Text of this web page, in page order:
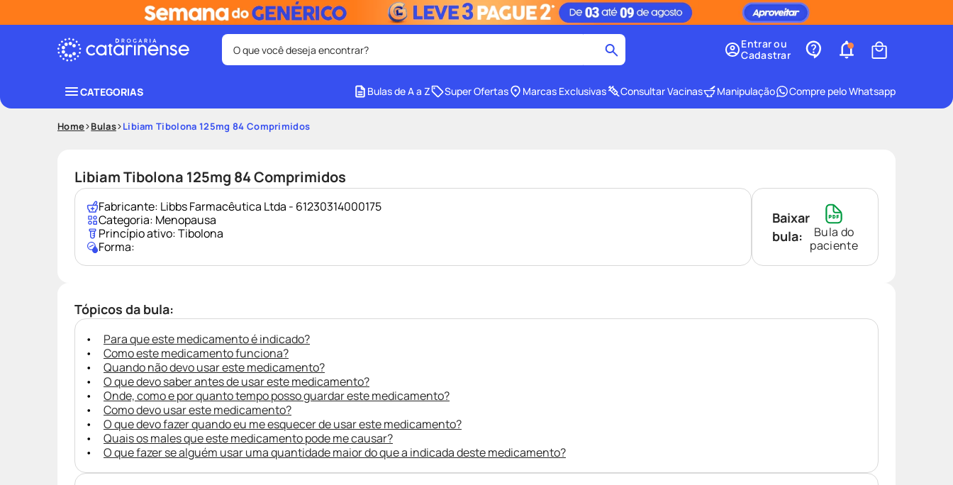
O que você deseja encontrar?
3º shampoo
7º protetor solar 8º desodorante
Entrar ou
Cadastrar
CATEGORIAS Bulas de A a Z Super Ofertas Marcas Exclusivas Consultar Vacinas Manipulação Compre pelo Whatsapp
Home Bulas Libiam Tibolona 125mg 84 Comprimidos
Libiam Tibolona 125mg 84 Comprimidos
Fabricante: Libbs Farmacêutica Ltda - 61230314000175
Categoria: Menopausa
Princípio ativo:Tibolona
Forma:
Baixar
bula:
Bula do
paciente
Tópicos da bula:
Para que este medicamento é indicado?
Como este medicamento funciona?
Quando não devo usar este medicamento?
O que devo saber antes de usar este medicamento?
Onde, como e por quanto tempo posso guardar este medicamento?
Como devo usar este medicamento?
O que devo fazer quando eu me esquecer de usar este medicamento?
Quais os males que este medicamento pode me causar?
O que fazer se alguém usar uma quantidade maior do que a indicada deste medicamento?